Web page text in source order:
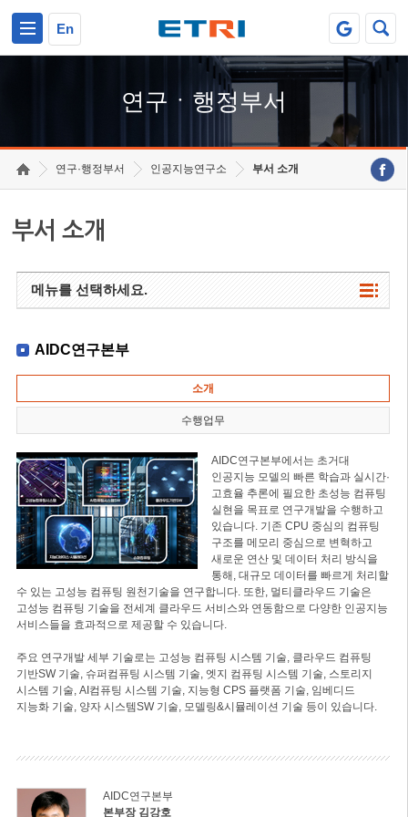
En
연구ㆍ행정부서
연구·행정부서 인공지능연구소 부서 소개
부서 소개
메뉴를 선택하세요.
AIDC연구본부
소개
수행업무
AIDC연구본부에서는 초거대
인공지능 모델의 빠른 학습과 실시간·
고효율 추론에 필요한 초성능 컴퓨팅
실현을 목표로 연구개발을 수행하고
있습니다. 기존 CPU 중심의 컴퓨팅
구조를 메모리 중심으로 변혁하고
새로운 연산 및 데이터 처리 방식을
통해, 대규모 데이터를 빠르게 처리할
수 있는 고성능 컴퓨팅 원천기술을 연구합니다. 또한, 멀티클라우드 기술은
고성능 컴퓨팅 기술을 전세계 클라우드 서비스와 연동함으로 다양한 인공지능
서비스들을 효과적으로 제공할 수 있습니다.
주요 연구개발 세부 기술로는 고성능 컴퓨팅 시스템 기술, 클라우드 컴퓨팅
기반SW 기술, 슈퍼컴퓨팅 시스템 기술, 엣지 컴퓨팅 시스템 기술, 스토리지
시스템 기술, AI컴퓨팅 시스템 기술, 지능형 CPS 플랫폼 기술, 임베디드
지능화 기술, 양자 시스템SW 기술, 모델링&시뮬레이션 기술 등이 있습니다.
AIDC연구본부
본부장 김강호